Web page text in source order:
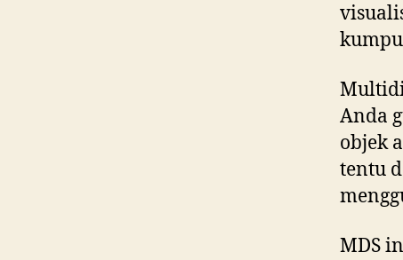
Anda
objek
tentu
MDS